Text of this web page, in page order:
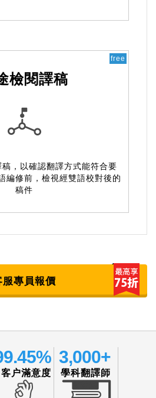
free
檢閱譯稿
，以確認翻譯方式能符合要
編修前，檢視經雙語校對後的
稿件
專員報價
客户滿意度
3,000+
學科翻譯師